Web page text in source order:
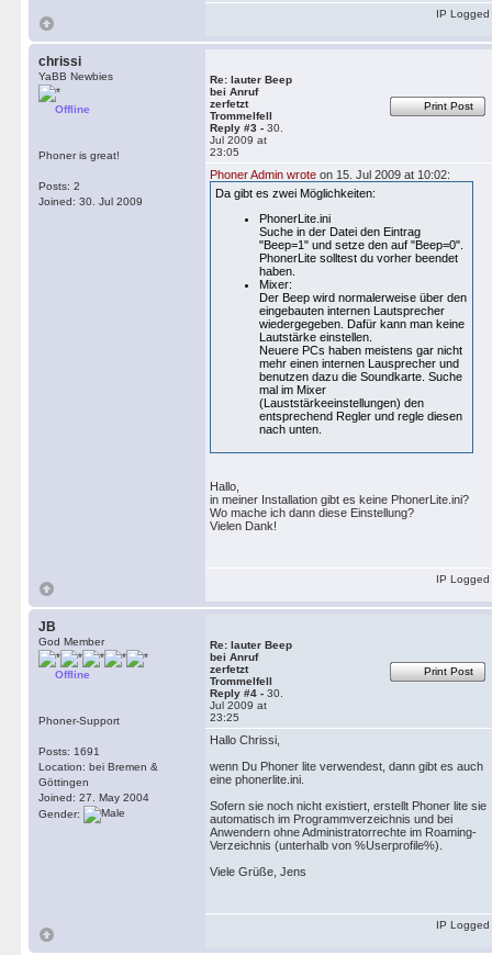
IP Logged
chrissi
YaBB Newbies
Offline
Phoner is great!
Posts: 2
Joined: 30. Jul 2009
Re: lauter Beep
bei Anruf
zerfetzt
Trommelfell
Reply #3 - 30.
Jul 2009 at
23:05
Print Post
Phoner Admin wrote on 15. Jul 2009 at 10:02:
Da gibt es zwei Möglichkeiten:
PhonerLite.ini
Suche in der Datei den Eintrag
"Beep=1" und setze den auf "Beep=0".
PhonerLite solltest du vorher beendet
haben.
Mixer:
Der Beep wird normalerweise über den
eingebauten internen Lautsprecher
wiedergegeben. Dafür kann man keine
Lautstärke einstellen.
Neuere PCs haben meistens gar nicht
mehr einen internen Lausprecher und
benutzen dazu die Soundkarte. Suche
mal im Mixer
(Lauststärkeeinstellungen) den
entsprechend Regler und regle diesen
nach unten.
Hallo,
in meiner Installation gibt es keine PhonerLite.ini?
Wo mache ich dann diese Einstellung?
Vielen Dank!
IP Logged
JB
God Member
Offline
Phoner-Support
Posts: 1691
Location: bei Bremen &
Göttingen
Joined: 27. May 2004
Gender:
Re: lauter Beep
bei Anruf
zerfetzt
Trommelfell
Reply #4 - 30.
Jul 2009 at
23:25
Print Post
Hallo Chrissi,
wenn Du Phoner lite verwendest, dann gibt es auch
eine phonerlite.ini.
Sofern sie noch nicht existiert, erstellt Phoner lite sie
automatisch im Programmverzeichnis und bei
Anwendern ohne Administratorrechte im Roaming-
Verzeichnis (unterhalb von %Userprofile%).
Viele Grüße, Jens
IP Logged